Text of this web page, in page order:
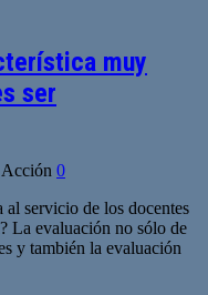
muy
ser
Acción 0
servicio de los docentes
La evaluación no sólo de
y también la evaluación